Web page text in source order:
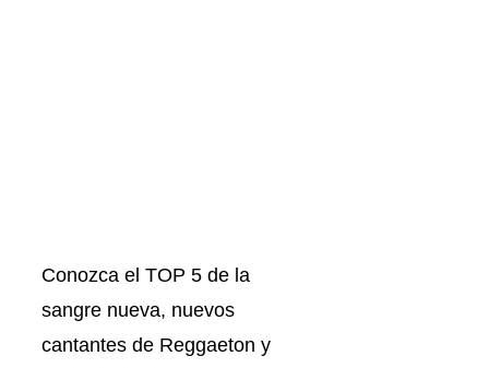
Conozca el TOP 5 de la
sangre nueva, nuevos
cantantes de Reggaeton y